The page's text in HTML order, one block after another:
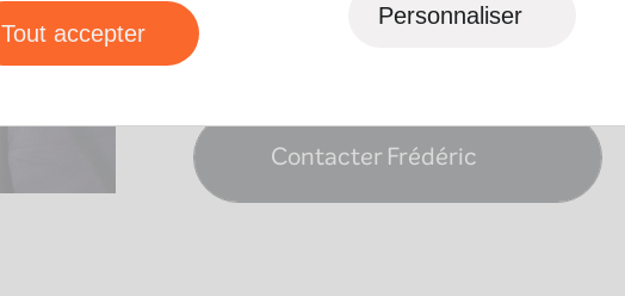
Frédéric a par ailleurs été président de
l’entrepreneuriat des alumni de l’X, les
(Grandes Ecoles Entrepreneurs), pendant 6
Contacter Frédéric
Tout accepter
Personnaliser